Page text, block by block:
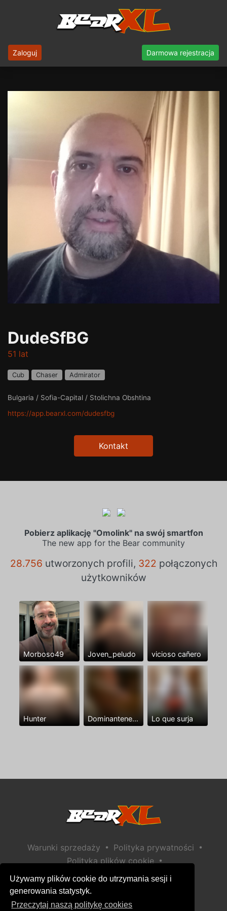
Używamy plików cookie do utrzymania sesji i
generowania statystyk.
Przeczytaj naszą politykę cookies
Zaloguj Darmowa rejestracja
DudeSfBG
51 lat
Cub Chaser Admirator
Bulgaria / Sofia-Capital / Stolichna Obshtina
https://app.bearxl.com/dudesfbg
Kontakt
Pobierz aplikację "Omolink" na swój smartfon
The new app for the Bear community
28.756 utworzonych profili, 322 połączonych
użytkowników
Morboso49 Joven_peludo vicioso cañero
Hunter Dominantenegro ya Lo que surja
Warunki sprzedaży • Polityka prywatności •
Polityka plików cookie •
Polityka bezpieczeństwa dzieci
Pomoc / Kontakt